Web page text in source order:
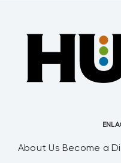
About Us Become a